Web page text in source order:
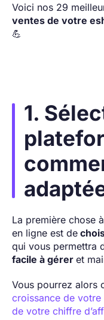
Voici nos 29
ventes de votre
💪
1.
La première chose
en ligne est de
qui vous permettra
facile à gérer et
Vous pourrez alors
croissance de votre
de votre chiffre